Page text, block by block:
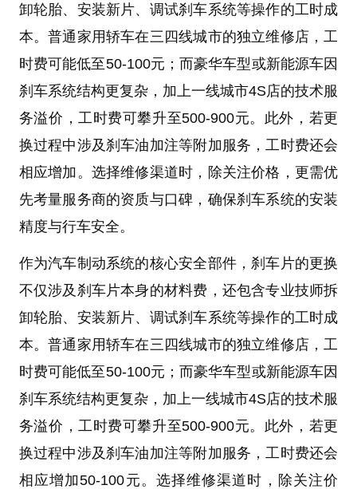
卸轮胎、安装新片、调试刹车系统等操作的工时成
本。普通家用轿车在三四线城市的独立维修店，工
时费可能低至50-100元；而豪华车型或新能源车因
刹车系统结构更复杂，加上一线城市4S店的技术服
务溢价，工时费可攀升至500-900元。此外，若更
换过程中涉及刹车油加注等附加服务，工时费还会
相应增加。选择维修渠道时，除关注价格，更需优
先考量服务商的资质与口碑，确保刹车系统的安装
精度与行车安全。
作为汽车制动系统的核心安全部件，刹车片的更换
不仅涉及刹车片本身的材料费，还包含专业技师拆
卸轮胎、安装新片、调试刹车系统等操作的工时成
本。普通家用轿车在三四线城市的独立维修店，工
时费可能低至50-100元；而豪华车型或新能源车因
刹车系统结构更复杂，加上一线城市4S店的技术服
务溢价，工时费可攀升至500-900元。此外，若更
换过程中涉及刹车油加注等附加服务，工时费还会
相应增加50-100元。选择维修渠道时，除关注价